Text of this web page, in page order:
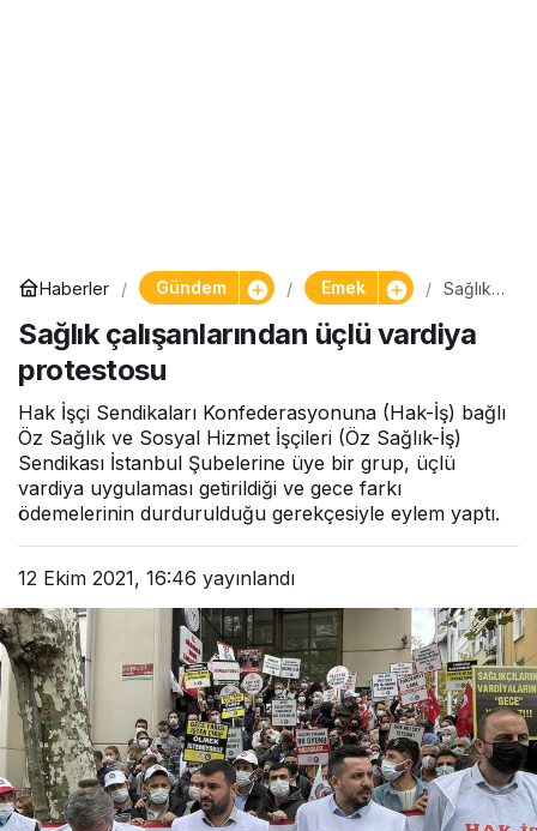
Haberler Gündem Emek
Sağlık
arından
üçlü
osu
Sağlık çalışanlarından üçlü vardiya
protestosu
Hak İşçi Sendikaları Konfederasyonuna (Hak-İş) bağlı
Öz Sağlık ve Sosyal Hizmet İşçileri (Öz Sağlık-İş)
Sendikası İstanbul Şubelerine üye bir grup, üçlü
vardiya uygulaması getirildiği ve gece farkı
ödemelerinin durdurulduğu gerekçesiyle eylem yaptı.
12 Ekim 2021, 16:46 yayınlandı